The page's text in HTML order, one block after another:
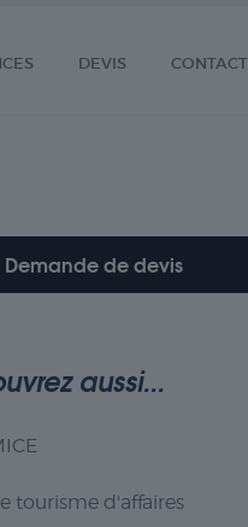
DEVIS CONTACT
Demande de devis
aussi...
tourisme d'affaires